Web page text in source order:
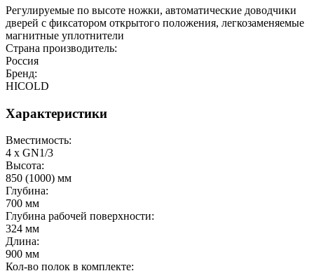
Регулируемые по высоте ножки, автоматические доводчики
дверей с фиксатором открытого положения, легкозаменяемые
магнитные уплотнители
Страна производитель:
Россия
Бренд:
HICOLD
Характеристики
Вместимость:
4 x GN1/3
Высота:
850 (1000) мм
Глубина:
700 мм
Глубина рабочей поверхности:
324 мм
Длина:
900 мм
Кол-во полок в комплекте: